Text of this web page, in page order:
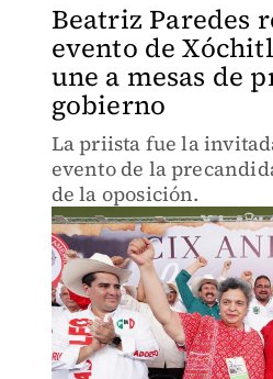
Beatriz Paredes
evento de
une a mesas de
gobierno
La priista fue la
evento de la
de la oposición.